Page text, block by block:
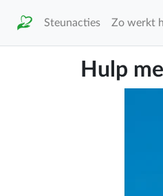
Steunacties Zo werkt
Hulp